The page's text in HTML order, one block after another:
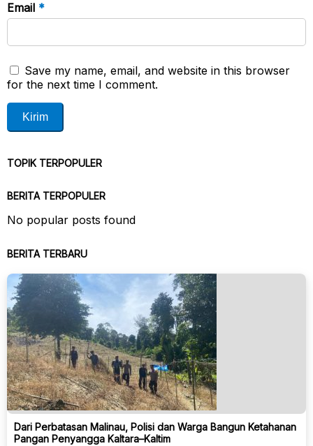
Email *
Save my name, email, and website in this browser
for the next time I comment.
TOPIK TERPOPULER
BERITA TERPOPULER
No popular posts found
BERITA TERBARU
Dari Perbatasan Malinau, Polisi dan Warga Bangun Ketahanan
Pangan Penyangga Kaltara–Kaltim